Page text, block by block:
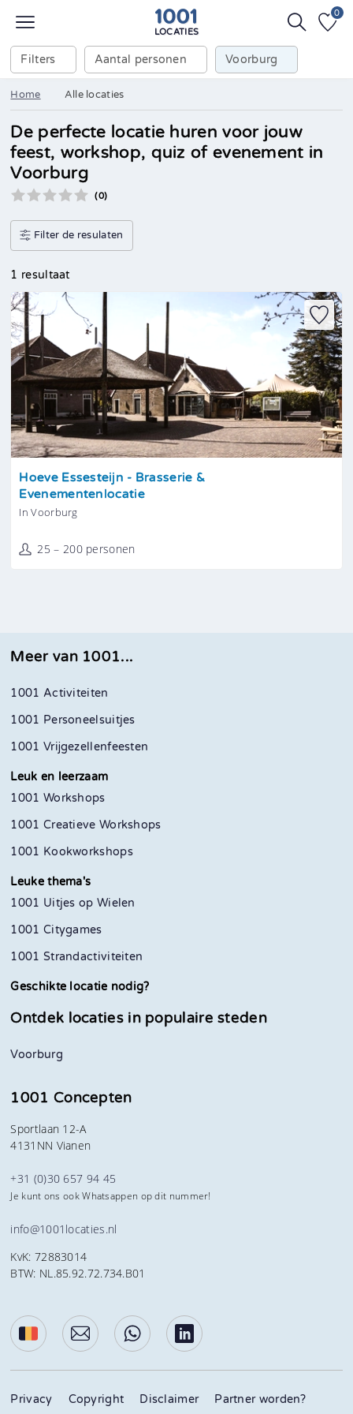
LOCATIES
Filters Aantal personen Voorburg
0
Home Alle locaties
De perfecte locatie huren voor jouw
feest, workshop, quiz of evenement in
Voorburg
(0)
Filter de resulaten
1 resultaat
Tonen
Hoeve Essesteijn - Brasserie &
Evenementenlocatie
In Voorburg
25 – 200 personen
Meer van 1001...
1001 Activiteiten
1001 Personeelsuitjes
1001 Vrijgezellenfeesten
Leuk en leerzaam
1001 Workshops
1001 Creatieve Workshops
1001 Kookworkshops
Leuke thema's
1001 Uitjes op Wielen
1001 Citygames
1001 Strandactiviteiten
Geschikte locatie nodig?
Ontdek locaties in populaire steden
Voorburg
1001 Concepten
Sportlaan 12-A
4131NN Vianen
+31 (0)30 657 94 45
Je kunt ons ook Whatsappen op dit nummer!
info@1001locaties.nl
KvK: 72883014
BTW: NL.85.92.72.734.B01
Privacy Copyright Disclaimer Partner worden?